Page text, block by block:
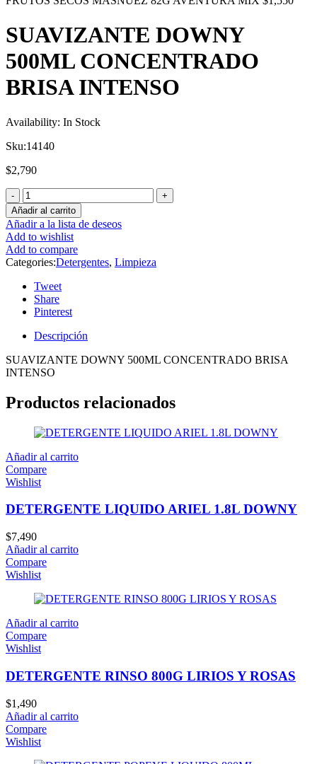
SUAVIZANTE DOWNY
500ML CONCENTRADO
BRISA INTENSO
Availability: In Stock
Sku:14140
$2,790
Añadir al carrito
Añadir a la lista de deseos
Add to wishlist
Add to compare
Categories:Detergentes, Limpieza
Tweet
Share
Pinterest
Descripción
SUAVIZANTE DOWNY 500ML CONCENTRADO BRISA
INTENSO
Productos relacionados
Añadir al carrito
Compare
Wishlist
DETERGENTE LIQUIDO ARIEL 1.8L DOWNY
$7,490
Añadir al carrito
Compare
Wishlist
Añadir al carrito
Compare
Wishlist
DETERGENTE RINSO 800G LIRIOS Y ROSAS
$1,490
Añadir al carrito
Compare
Wishlist